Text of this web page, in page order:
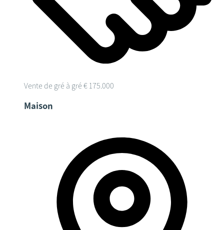
Vente de gré à gré € 175.000
Maison